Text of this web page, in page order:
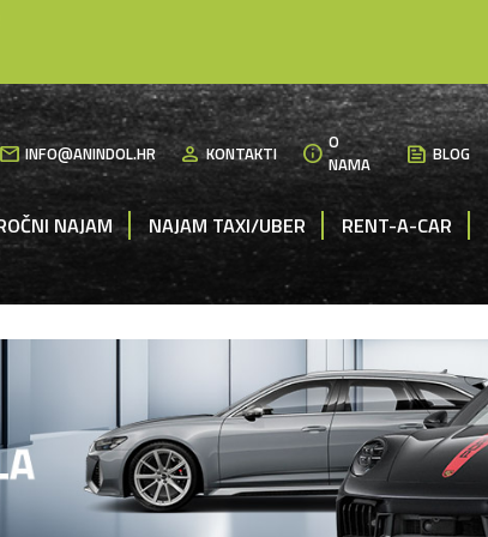
INFO@ANINDOL.HR personKONTAKTI info O
NAMA
NewsBLOG
NAJAM NAJAM TAXI/UBER RENT-A-CAR